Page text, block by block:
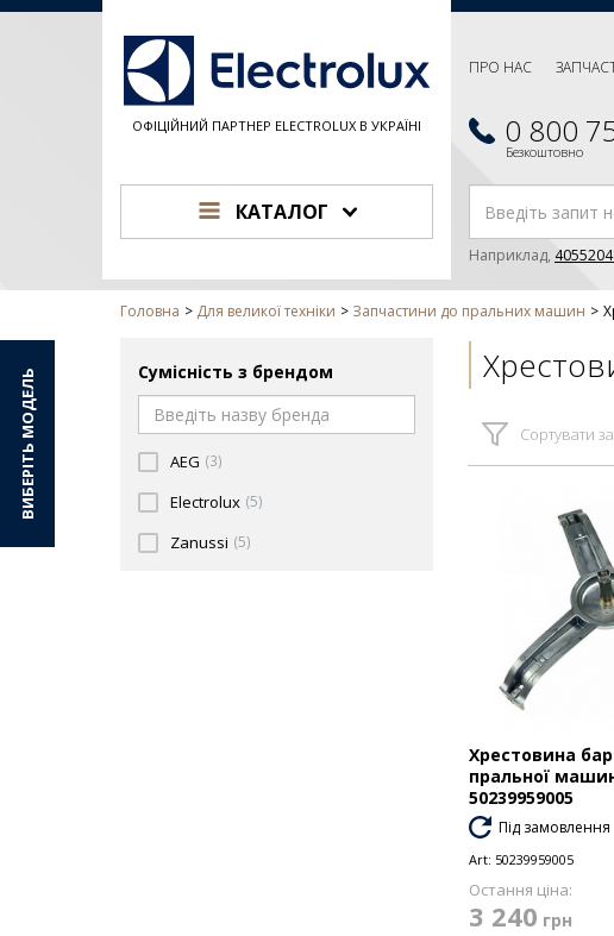
ОФІЦІЙНИЙ ПАРТНЕР ELECTROLUX В УКРАЇНІ
ПРО НАС
0 800
Безкоштовно
КАТАЛОГ
Наприклад,
Головна Для великої техніки Запчастини до пральних машин
Сумісність з брендом
AEG (3)
Electrolux (5)
Zanussi (5)
Сортувати
Хрестовина
пральної
50239959005
Під замовлення
Art: 50239959005
Остання ціна:
3 240 грн
ВИБЕРІТЬ МОДЕЛЬ